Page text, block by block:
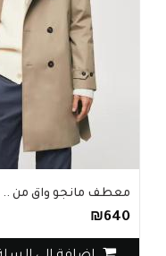
معطف مانجو واق من ..
₪640